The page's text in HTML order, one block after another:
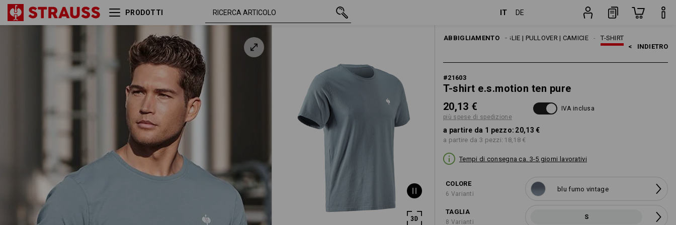
PRODOTTI IT DE
ABBIGLIAMENTO T-SHIRT
MAGLIE | PULLOVER | CAMICIE
UOMO
< INDIETRO
#21603
T-shirt e.s.motion ten pure
20,13 €
più spese di spedizione
IVA inclusa
a partire da 1 pezzo: 20,13 €
a partire da 3 pezzi: 18,18 €
Tempi di consegna ca. 3-5 giorni lavorativi
COLORE
6 Varianti
blu fumo vintage
TAGLIA
8 Varianti
S
T-shirt e.s.motion ten
S 20,13 €